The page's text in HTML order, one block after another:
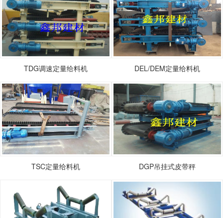
TDG调速定量给料机 DEL/DEM定量给料机
TSC定量给料机 DGP吊挂式皮带秤